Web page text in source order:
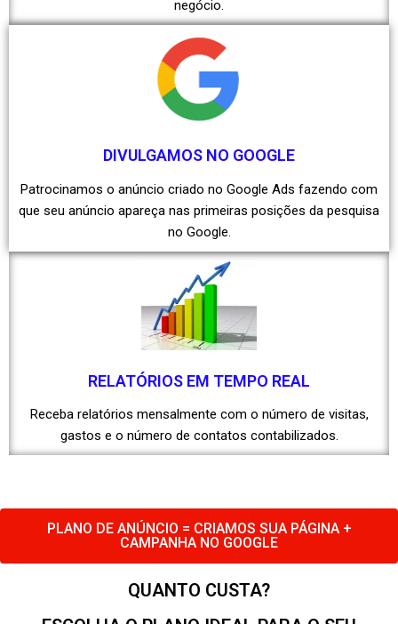
negócio.
DIVULGAMOS NO GOOGLE
Patrocinamos o anúncio criado no Google Ads fazendo com
que seu anúncio apareça nas primeiras posições da pesquisa
no Google.
RELATÓRIOS EM TEMPO REAL
Receba relatórios mensalmente com o número de visitas,
gastos e o número de contatos contabilizados.
PLANO DE ANÚNCIO = CRIAMOS SUA PÁGINA +
CAMPANHA NO GOOGLE
QUANTO CUSTA?